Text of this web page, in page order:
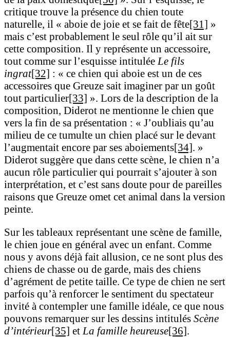
critique trouve la présence du chien toute
naturelle, il « aboie de joie et se fait de fête[31] »
mais c’est probablement le seul rôle qu’il ait sur
cette composition. Il y représente un accessoire,
tout comme sur l’esquisse intitulée Le fils
ingrat[32] : « ce chien qui aboie est un de ces
accessoires que Greuze sait imaginer par un goût
tout particulier[33] ». Lors de la description de la
composition, Diderot ne mentionne le chien que
vers la fin de sa présentation : « J’oubliais qu’au
milieu de ce tumulte un chien placé sur le devant
l’augmentait encore par ses aboiements[34]. »
Diderot suggère que dans cette scène, le chien n’a
aucun rôle particulier qui pourrait s’ajouter à son
interprétation, et c’est sans doute pour de pareilles
raisons que Greuze omet cet animal dans la version
peinte.
Sur les tableaux représentant une scène de famille,
le chien joue en général avec un enfant. Comme
nous y avons déjà fait allusion, ce ne sont plus des
chiens de chasse ou de garde, mais des chiens
d’agrément de petite taille. Ce type de chien ne sert
parfois qu’à renforcer le sentiment du spectateur
invité à contempler une famille idéale, ce que nous
pouvons remarquer sur les dessins intitulés Scène
d’intérieur[35] et La famille heureuse[36]